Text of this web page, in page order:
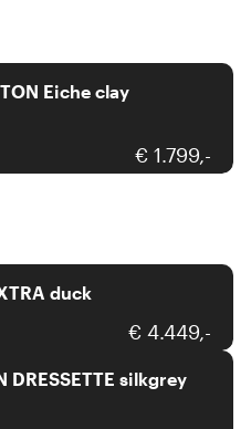
Eiche clay
€ 1.799,-
duck
€ 4.449,-
xooon
silkgrey